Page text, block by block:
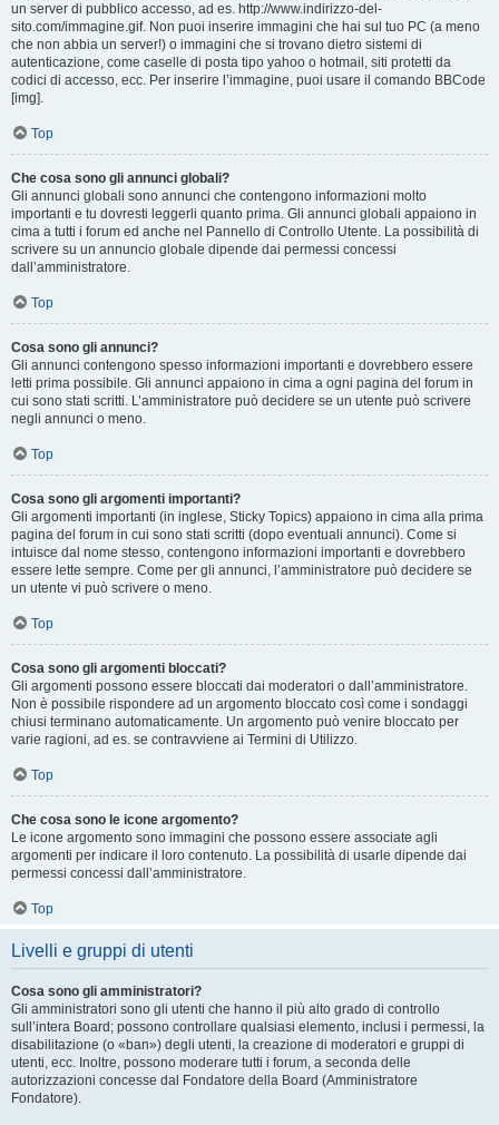
un server di pubblico accesso, ad es. http://www.indirizzo-del-
sito.com/immagine.gif. Non puoi inserire immagini che hai sul tuo PC (a meno
che non abbia un server!) o immagini che si trovano dietro sistemi di
autenticazione, come caselle di posta tipo yahoo o hotmail, siti protetti da
codici di accesso, ecc. Per inserire l’immagine, puoi usare il comando BBCode
[img].
Top
Che cosa sono gli annunci globali?
Gli annunci globali sono annunci che contengono informazioni molto
importanti e tu dovresti leggerli quanto prima. Gli annunci globali appaiono in
cima a tutti i forum ed anche nel Pannello di Controllo Utente. La possibilità di
scrivere su un annuncio globale dipende dai permessi concessi
dall’amministratore.
Top
Cosa sono gli annunci?
Gli annunci contengono spesso informazioni importanti e dovrebbero essere
letti prima possibile. Gli annunci appaiono in cima a ogni pagina del forum in
cui sono stati scritti. L’amministratore può decidere se un utente può scrivere
negli annunci o meno.
Top
Cosa sono gli argomenti importanti?
Gli argomenti importanti (in inglese, Sticky Topics) appaiono in cima alla prima
pagina del forum in cui sono stati scritti (dopo eventuali annunci). Come si
intuisce dal nome stesso, contengono informazioni importanti e dovrebbero
essere lette sempre. Come per gli annunci, l’amministratore può decidere se
un utente vi può scrivere o meno.
Top
Cosa sono gli argomenti bloccati?
Gli argomenti possono essere bloccati dai moderatori o dall’amministratore.
Non è possibile rispondere ad un argomento bloccato così come i sondaggi
chiusi terminano automaticamente. Un argomento può venire bloccato per
varie ragioni, ad es. se contravviene ai Termini di Utilizzo.
Top
Che cosa sono le icone argomento?
Le icone argomento sono immagini che possono essere associate agli
argomenti per indicare il loro contenuto. La possibilità di usarle dipende dai
permessi concessi dall’amministratore.
Top
Livelli e gruppi di utenti
Cosa sono gli amministratori?
Gli amministratori sono gli utenti che hanno il più alto grado di controllo
sull’intera Board; possono controllare qualsiasi elemento, inclusi i permessi, la
disabilitazione (o «ban») degli utenti, la creazione di moderatori e gruppi di
utenti, ecc. Inoltre, possono moderare tutti i forum, a seconda delle
autorizzazioni concesse dal Fondatore della Board (Amministratore
Fondatore).